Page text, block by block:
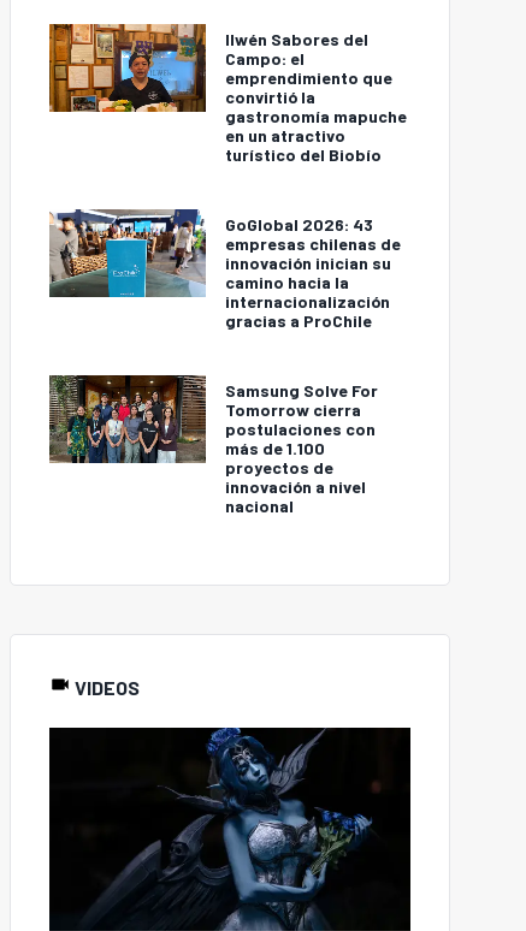
Ilwén Sabores del
Campo: el
emprendimiento que
convirtió la
gastronomía mapuche
en un atractivo
turístico del Biobío
GoGlobal 2026: 43
empresas chilenas de
innovación inician su
camino hacia la
internacionalización
gracias a ProChile
Samsung Solve For
Tomorrow cierra
postulaciones con
más de 1.100
proyectos de
innovación a nivel
nacional
VIDEOS